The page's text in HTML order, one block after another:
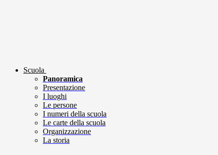
Scuola
Panoramica
Presentazione
I luoghi
Le persone
I numeri della scuola
Le carte della scuola
Organizzazione
La storia